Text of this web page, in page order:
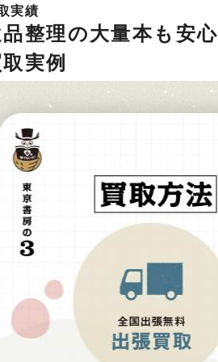
実績
整理の大量本も安
実例